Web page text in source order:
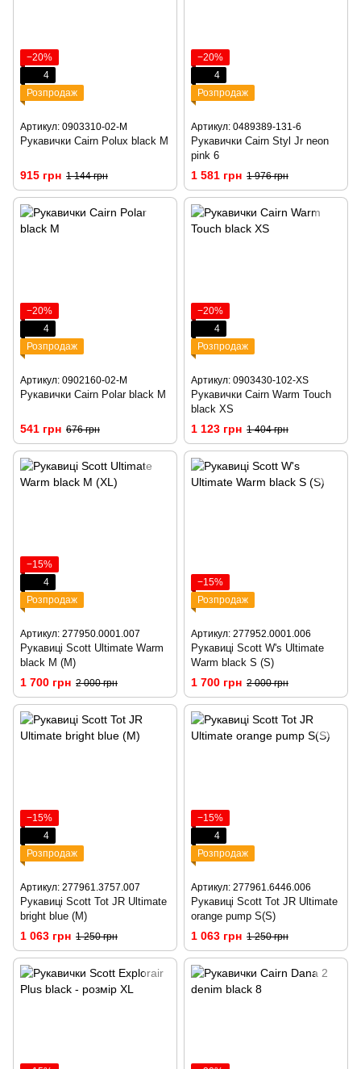
−20%
4
Розпродаж
Артикул: 0903310-02-M
Рукавички Cairn Polux black M
915 грн 1 144 грн
−20%
4
Розпродаж
Артикул: 0489389-131-6
Рукавички Cairn Styl Jr neon
pink 6
1 581 грн 1 976 грн
−20%
4
Розпродаж
Артикул: 0902160-02-M
Рукавички Cairn Polar black M
541 грн 676 грн
−20%
4
Розпродаж
Артикул: 0903430-102-XS
Рукавички Cairn Warm Touch
black XS
1 123 грн 1 404 грн
−15%
4
Розпродаж
Артикул: 277950.0001.007
Рукавиці Scott Ultimate Warm
black M (M)
1 700 грн 2 000 грн
−15%
Розпродаж
Артикул: 277952.0001.006
Рукавиці Scott W's Ultimate
Warm black S (S)
1 700 грн 2 000 грн
−15%
4
Розпродаж
Артикул: 277961.3757.007
Рукавиці Scott Tot JR Ultimate
bright blue (M)
1 063 грн 1 250 грн
−15%
4
Розпродаж
Артикул: 277961.6446.006
Рукавиці Scott Tot JR Ultimate
orange pump S(S)
1 063 грн 1 250 грн